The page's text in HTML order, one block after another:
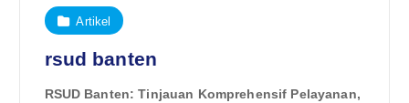
Artikel
rsud banten
RSUD Banten: Tinjauan Komprehensif Pelayanan,